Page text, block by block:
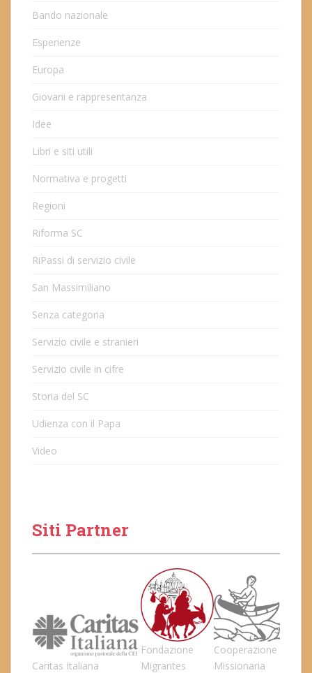
Bando nazionale
Esperienze
Europa
Giovani e rappresentanza
Idee
Libri e siti utili
Normativa e progetti
Regioni
Riforma SC
RiPassi di servizio civile
San Massimiliano
Senza categoria
Servizio civile e stranieri
Servizio civile in cifre
Storia del SC
Udienza con il Papa
Video
Siti Partner
Caritas Italiana
Fondazione
Migrantes
Cooperazione
Missionaria